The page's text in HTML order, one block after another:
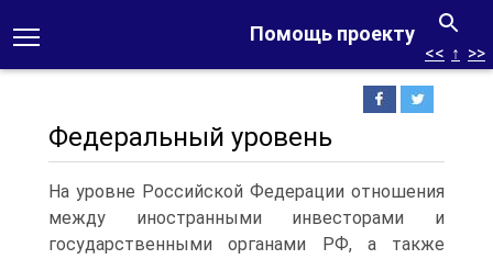
Помощь проекту
<< ↑ >>
Федеральный уровень
На уровне Российской Федерации отношения
между иностранными инвесторами и
государственными органами РФ, а также